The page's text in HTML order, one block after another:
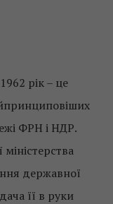
рік – це
ФРН і НДР.
державної
її в руки